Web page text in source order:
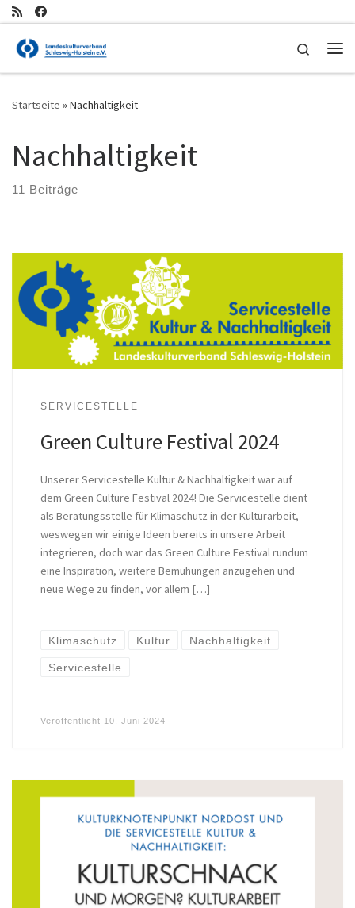
Zum Inhalt springen
Search
Startseite »Nachhaltigkeit
Nachhaltigkeit
11 Beiträge
SERVICESTELLE
Green Culture Festival 2024
Unserer Servicestelle Kultur & Nachhaltigkeit war auf
dem Green Culture Festival 2024! Die Servicestelle dient
als Beratungsstelle für Klimaschutz in der Kulturarbeit,
weswegen wir einige Ideen bereits in unsere Arbeit
integrieren, doch war das Green Culture Festival rundum
eine Inspiration, weitere Bemühungen anzugehen und
neue Wege zu finden, vor allem […]
Klimaschutz Kultur Nachhaltigkeit
Servicestelle
Veröffentlicht 10. Juni 2024